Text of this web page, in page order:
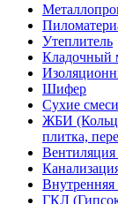
Утеплитель
Кладочный
Шифер
Сухие смеси
ЖБИ
плитка,
Внутренняя
ГКЛ